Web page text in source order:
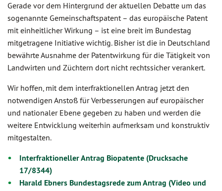
Gerade vor dem Hintergrund der aktuellen Debatte um das
sogenannte Gemeinschaftspatent – das europäische Patent
mit einheitlicher Wirkung – ist eine breit im Bundestag
mitgetragene Initiative wichtig. Bisher ist die in Deutschland
bewährte Ausnahme der Patentwirkung für die Tätigkeit von
Landwirten und Züchtern dort nicht rechtssicher verankert.
Wir hoffen, mit dem interfraktionellen Antrag jetzt den
notwendigen Anstoß für Verbesserungen auf europäischer
und nationaler Ebene gegeben zu haben und werden die
weitere Entwicklung weiterhin aufmerksam und konstruktiv
mitgestalten.
Interfraktioneller Antrag Biopatente (Drucksache
17/8344)
Harald Ebners Bundestagsrede zum Antrag (Video und